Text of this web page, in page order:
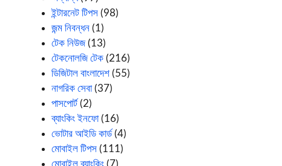
ইন্টারনেট টিপস (98)
জন্ম নিবন্ধন (1)
টেক নিউজ(13)
টেকনোলজি টেক (216)
ডিজিটাল বাংলাদেশ (55)
নাগরিক সেবা(37)
পাসপোর্ট (2)
ব্যাংকিং ইনফো(16)
ভোটার আইডি কার্ড (4)
মোবাইল টিপস (111)
মোবাইল ব্যাংকিং (7)